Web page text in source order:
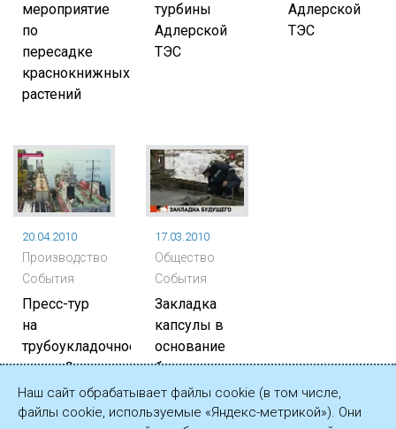
мероприятие
по
пересадке
краснокнижных
растений
турбины
Адлерской
ТЭС
Адлерской
ТЭС
20.04.2010
Производство
События
Пресс-тур
на
трубоукладочное
судно C-
Master
17.03.2010
Общество
События
Закладка
капсулы в
основание
биатлонного
стадиона
Наш сайт обрабатывает файлы cookie (в том числе,
файлы cookie, используемые «Яндекс-метрикой»). Они